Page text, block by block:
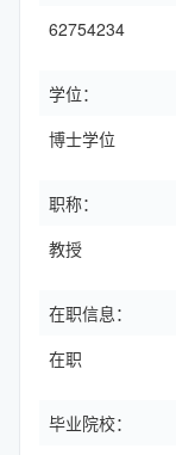
62754234
学位：
博士学位
职称：
教授
在职信息：
在职
毕业院校：